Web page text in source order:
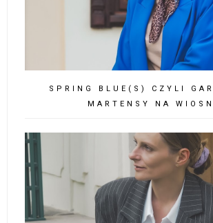
SPRING BLUE(S) CZYLI
MARTENSY NA